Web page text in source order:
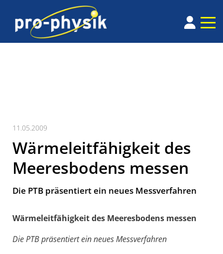
11.05.2009
Wärmeleitfähigkeit des
Meeresbodens messen
Die PTB präsentiert ein neues Messverfahren
Wärmeleitfähigkeit des Meeresbodens messen
Die PTB präsentiert ein neues Messverfahren